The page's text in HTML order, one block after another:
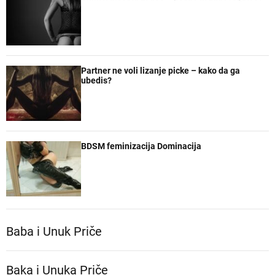
Partner ne voli lizanje picke – kako da ga
ubedis?
BDSM feminizacija Dominacija
Baba i Unuk Priče
Baka i Unuka Pričе